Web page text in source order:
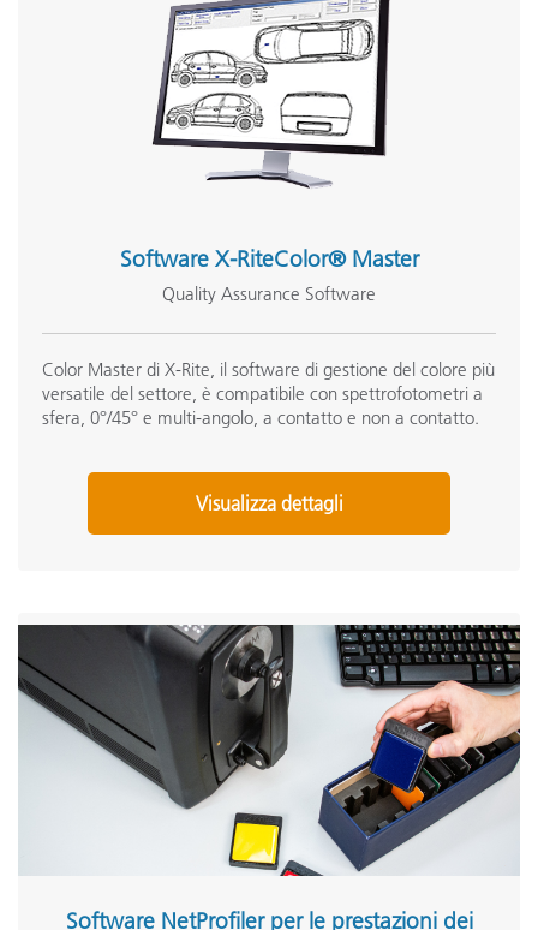
Software X-RiteColor® Master
Quality Assurance Software
Color Master di X-Rite, il software di gestione del colore più
versatile del settore, è compatibile con spettrofotometri a
sfera, 0°/45° e multi-angolo, a contatto e non a contatto.
Visualizza dettagli
Software NetProfiler per le prestazioni dei